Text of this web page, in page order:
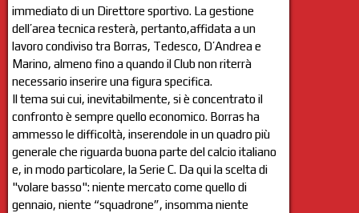
immediato di un Direttore sportivo. La gestione
dell’area tecnica resterà, pertanto,affidata a un
lavoro condiviso tra Borras, Tedesco, D’Andrea e
Marino, almeno fino a quando il Club non riterrà
necessario inserire una figura specifica.
Il tema sui cui, inevitabilmente, si è concentrato il
confronto è sempre quello economico. Borras ha
ammesso le difficoltà, inserendole in un quadro più
generale che riguarda buona parte del calcio italiano
e, in modo particolare, la Serie C. Da qui la scelta di
"volare basso": niente mercato come quello di
gennaio, niente “squadrone”, insomma niente